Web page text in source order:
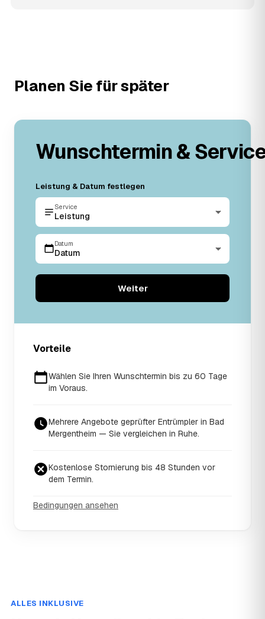
Planen Sie für später
Wunschtermin &
Leistung & Datum festlegen
Service
Leistung
Datum
Datum
Weiter
Vorteile
Wählen Sie Ihren Wunschtermin bis zu 60 Tage
im Voraus.
Mehrere Angebote geprüfter Entrümpler in Bad
Mergentheim — Sie vergleichen in Ruhe.
Kostenlose Stornierung bis 48 Stunden vor
dem Termin.
Bedingungen ansehen
ALLES INKLUSIVE